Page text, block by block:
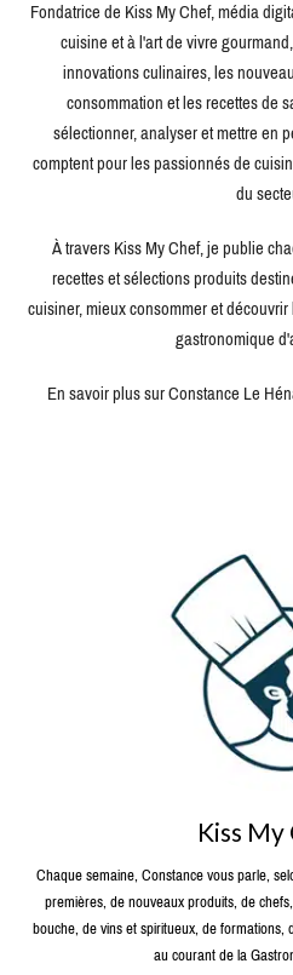
Fondatrice de Kiss My Chef, média
cuisine et à l'art de vivre
innovations culinaires, les
consommation et les recettes de
sélectionner, analyser et mettre en
comptent pour les passionnés de
du
À travers Kiss My Chef, je publie
recettes et sélections produits
cuisiner, mieux consommer et
gastronomique
En savoir plus sur Constance Le
Kiss My
Chaque semaine, Constance vous parle,
premières, de nouveaux produits, de
bouche, de vins et spiritueux, de
au courant de la